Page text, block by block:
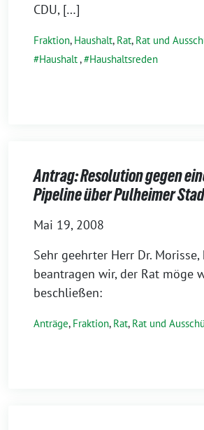
CDU, […]
Fraktion, Haushalt, Rat, Rat und
Haushalt, Haushaltsreden
Antrag: Resolution gegen
Pipeline über Pulheimer
Mai 19, 2008
Sehr geehrter Herr Dr.
beantragen wir, der Rat möge
beschließen:
Anträge, Fraktion, Rat, Rat und